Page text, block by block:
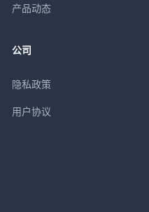
产品动态
公司
隐私政策
用户协议